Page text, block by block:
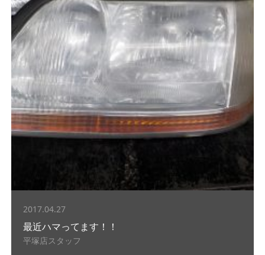
2017.04.27
最近ハマってます！！
平塚店スタッフ